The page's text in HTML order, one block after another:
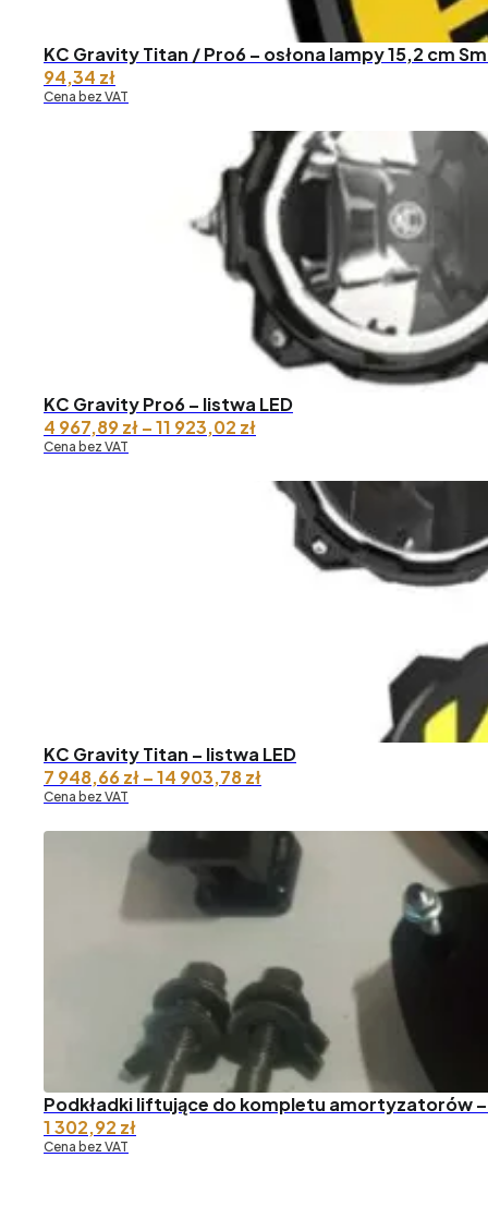
KC Gravity Titan / Pro6 – osłona lampy 15,2 cm
94,34 zł
Cena bez VAT
KC Gravity Pro6 – listwa LED
4 967,89zł–11 923,02 złZakres
967,89 zł
do 11
923,02 zł
Cena bez VAT
KC Gravity Titan – listwa LED
7 948,66zł–14 903,78złZakres
948,66 zł
do 14
903,78 zł
Cena bez VAT
Podkładki liftujące do kompletu amortyzatorów
1 302,92 zł
Cena bez VAT